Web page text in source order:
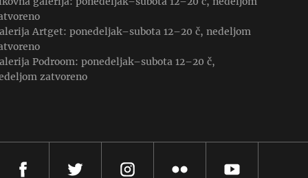
Artget: ponedeljak–subota 12–20 č, nedeljom
Podroom: ponedeljak–subota 12–20 č,
zatvoreno